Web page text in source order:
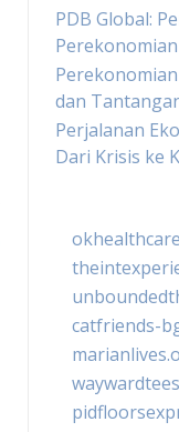
PDB Global:
dan
Perjalanan
Dari Krisis ke
catfriends-